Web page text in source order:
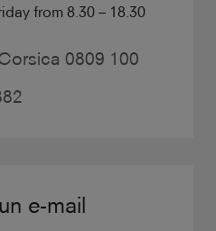
from 8.30 – 18.30
0809 100
e-mail